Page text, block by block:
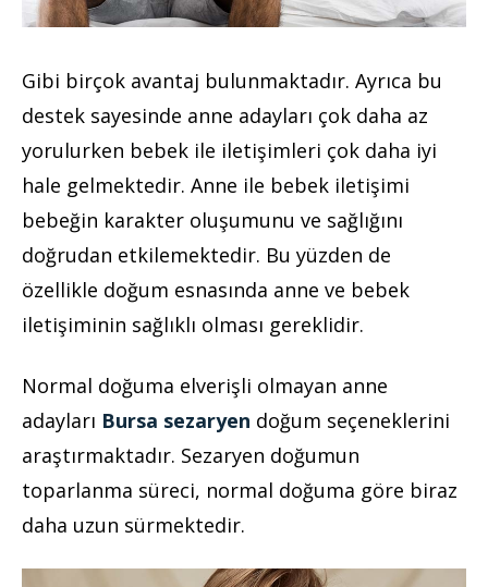
Gibi birçok avantaj bulunmaktadır. Ayrıca bu
destek sayesinde anne adayları çok daha az
yorulurken bebek ile iletişimleri çok daha iyi
hale gelmektedir. Anne ile bebek iletişimi
bebeğin karakter oluşumunu ve sağlığını
doğrudan etkilemektedir. Bu yüzden de
özellikle doğum esnasında anne ve bebek
iletişiminin sağlıklı olması gereklidir.
Normal doğuma elverişli olmayan anne
adayları Bursa sezaryen doğum seçeneklerini
araştırmaktadır. Sezaryen doğumun
toparlanma süreci, normal doğuma göre biraz
daha uzun sürmektedir.